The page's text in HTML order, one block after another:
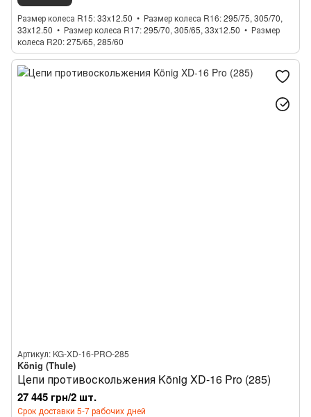
Размер колеса R15 33x12.50 Размер колеса R16 295/75, 305/70,
33x12.50
Размер колеса R17 295/70, 305/65, 33x12.50
Размер
колеса R20 275/65, 285/60
Артикул: KG-XD-16-PRO-285
König (Thule)
Цепи противоскольжения König XD-16 Pro (285)
27 445 грн/2 шт.
Срок доставки 5-7 рабочих дней